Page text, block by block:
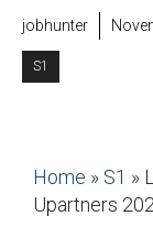
jobhunter
S1
Home » S1 »
Upartners